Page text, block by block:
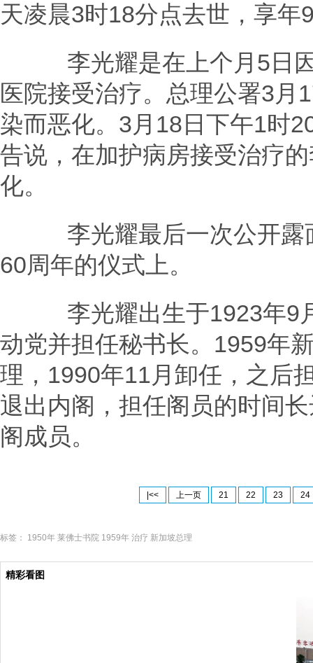
天凌晨3时18分点去世，享年
李光耀是在上个月5日因
医院接受治疗。总理公署3月
染而恶化。3月18日下午1时
告说，在加护病房接受治疗
化。
李光耀最后一次公开露
60周年的仪式上。
李光耀出生于1923年9
动党并担任秘书长。1959年
理，1990年11月卸任，之后
退出内阁，担任阁员的时间
阁成员。
|<< 上一页 21 22 23 24
标签： 1950年 莱佛士书院 1959年 治疗 新加坡总理
精彩看图